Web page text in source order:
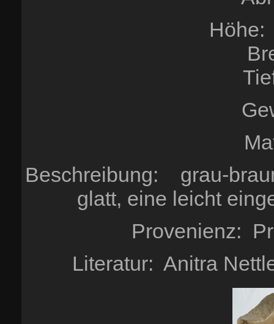
Höhe:
Beschreibung: grau-
glatt, eine leicht
Provenienz:
Literatur: Anitra